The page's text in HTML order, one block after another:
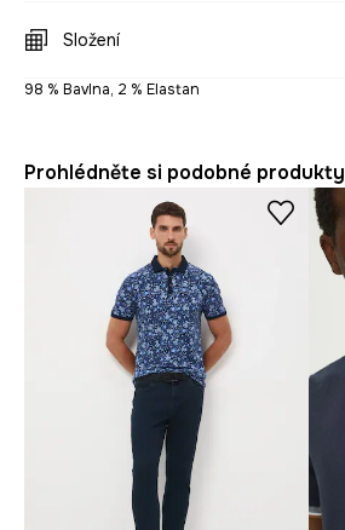
Složení
98 % Bavlna, 2 % Elastan
Prohlédněte si podobné produkty